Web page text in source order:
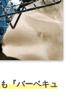
『バーベキュ